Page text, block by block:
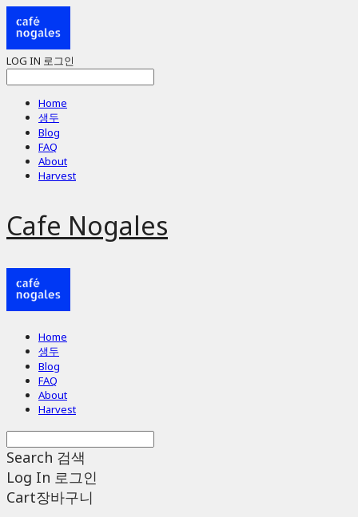
LOG IN 로그인
Home
생두
Blog
FAQ
About
Harvest
Cafe Nogales
Home
생두
Blog
FAQ
About
Harvest
Search 검색
Log In 로그인
Cart장바구니